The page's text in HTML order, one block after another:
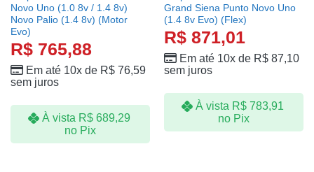
Novo Uno (1.0 8v / 1.4 8v)
Novo Palio (1.4 8v) (Motor
Evo)
R$765,88
Em até 10x de R$76,59
sem juros
À vista R$689,29
no Pix
Grand Siena Punto Novo Uno
(1.4 8v Evo) (Flex)
R$871,01
Em até 10x de R$87,10
sem juros
À vista R$783,91
no Pix